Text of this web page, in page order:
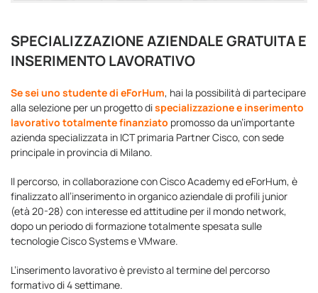
SPECIALIZZAZIONE AZIENDALE GRATUITA E
INSERIMENTO LAVORATIVO
Se sei uno studente di eForHum, hai la possibilità di partecipare
alla selezione per un progetto dispecializzazione e inserimento
lavorativo totalmente finanziato promosso da un’importante
azienda specializzata in ICT primaria Partner Cisco, con sede
principale in provincia di Milano.
Il percorso, in collaborazione con Cisco Academy ed eForHum, è
finalizzato all’inserimento in organico aziendale di profili junior
(età 20-28) con interesse ed attitudine per il mondo network,
dopo un periodo di formazione totalmente spesata sulle
tecnologie Cisco Systems e VMware.
L’inserimento lavorativo è previsto al termine del percorso
formativo di 4 settimane.